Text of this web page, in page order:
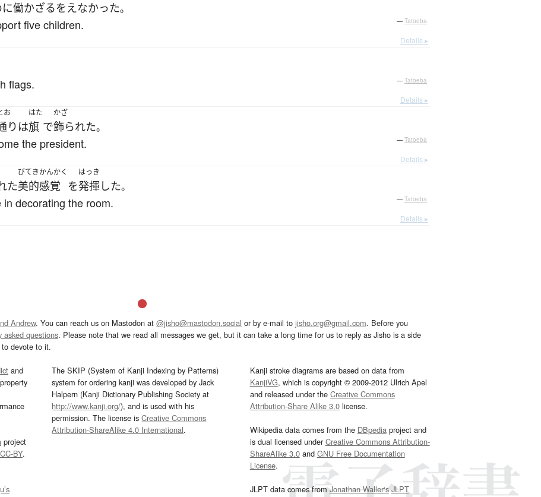
働かざるをえなかった。
five children. — Tatoeba
Details ▸
flags. — Tatoeba
Details ▸
お
り は
はた
旗 で
かざ
飾られた。
the president. — Tatoeba
Details ▸
た
びてき
美的
かんかく
感覚 を
はっき
発揮した。
decorating the room. — Tatoeba
Details ▸
Andrew. You can reach us on Mastodon at @jisho@mastodon.social or by e-mail to jisho.org@gmail.com. Before you
asked questions. Please note that we read all messages we get, but it can take a long time for us to reply as Jisho is a side
devote to it.
and
project
BY.
The SKIP (System of Kanji Indexing by Patterns)
system for ordering kanji was developed by Jack
Halpern (Kanji Dictionary Publishing Society at
http://www.kanji.org/), and is used with his
permission. The license isCreative Commons
Attribution-ShareAlike 4.0 International.
Kanji stroke diagrams are based on data from
KanjiVG, which is copyright © 2009-2012 Ulrich Apel
and released under the Creative Commons
Attribution-Share Alike 3.0license.
Wikipedia data comes from the DBpediaproject and
is dual licensed underCreative Commons Attribution-
ShareAlike 3.0and GNU Free Documentation
License.
JLPT data comes fromJonathan Waller‘s JLPT